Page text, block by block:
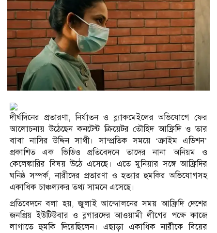
দীর্ঘদিনের প্রতারণা, নির্যাতন ও ব্ল্যাকমেইলের অভিযোগে ফের
আলোচনায় উঠেছেন কনটেন্ট ক্রিয়েটর তৌহিদ আফ্রিদি ও তার
বাবা নাসির উদ্দিন সাথী। সাম্প্রতিক সময়ে ‘ক্রাইম এডিশন’
প্রকাশিত এক ভিডিও প্রতিবেদনে তাদের নানা অনিয়ম ও
কেলেঙ্কারির বিষয় উঠে এসেছে। এতে মুনিয়ার সঙ্গে আফ্রিদির
ঘনিষ্ঠ সম্পর্ক, নারীদের প্রতারণা ও হত্যার হুমকির অভিযোগসহ
একাধিক চাঞ্চল্যকর তথ্য সামনে এসেছে।
প্রতিবেদনে বলা হয়, জুলাই আন্দোলনের সময় আফ্রিদি দেশের
জনপ্রিয় ইউটিউবার ও ব্লগারদের আওয়ামী লীগের পক্ষে কাজে
লাগাতে হুমকি দিয়েছিলেন। এছাড়া একাধিক নারীকে বিয়ের